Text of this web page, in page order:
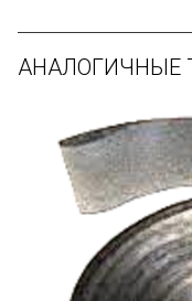
АНАЛОГИЧНЫЕ